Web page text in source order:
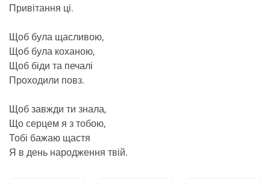
Привітання ці.
Щоб була щасливою,
Щоб була коханою,
Щоб біди та печалі
Проходили повз.
Щоб завжди ти знала,
Що серцем я з тобою,
Тобі бажаю щастя
Я в день народження твій.